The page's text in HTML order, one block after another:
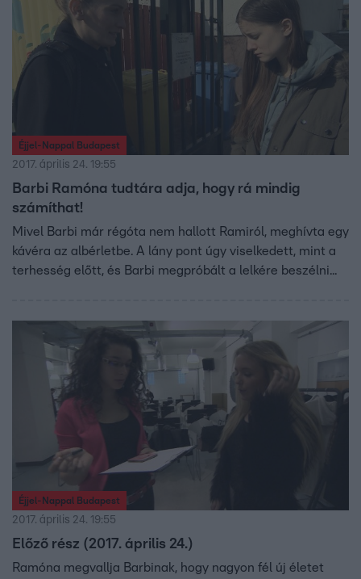
Éjjel-Nappal Budapest
2017. április 24. 19:55
Barbi Ramóna tudtára adja, hogy rá mindig
számíthat!
Mivel Barbi már régóta nem hallott Ramiról, meghívta egy
kávéra az albérletbe. A lány pont úgy viselkedett, mint a
terhesség előtt, és Barbi megpróbált a lelkére beszélni...
Éjjel-Nappal Budapest
2017. április 24. 19:55
Előző rész (2017. április 24.)
Ramóna megvallja Barbinak, hogy nagyon fél új életet